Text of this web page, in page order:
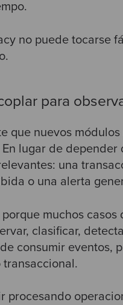
no puede tocarse
para
que nuevos
lugar de depender
una
o una alerta
muchos casos
clasificar,
consumir eventos,
procesando